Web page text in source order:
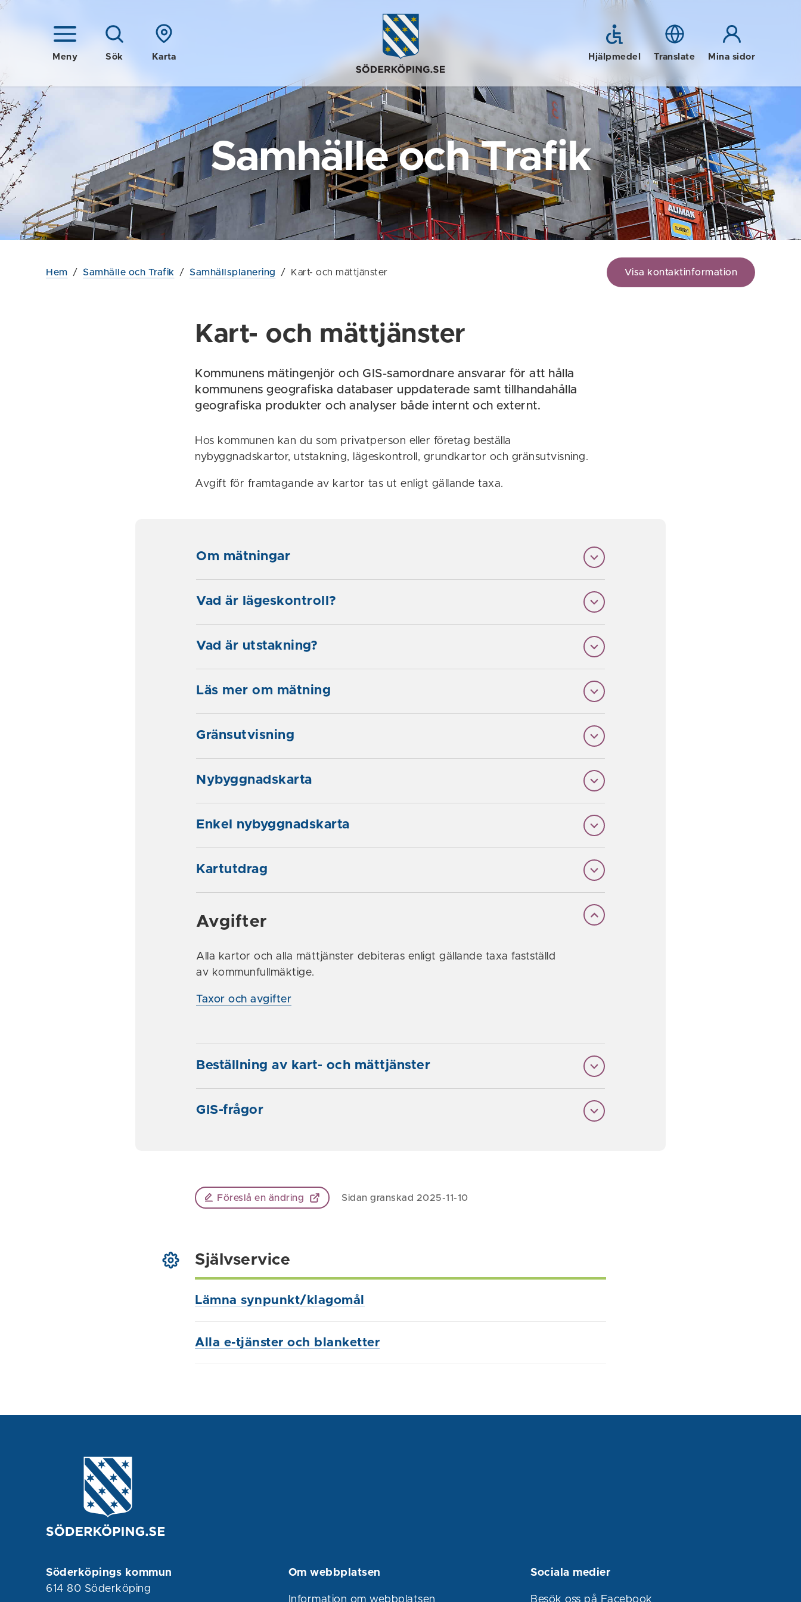
Meny Sök Karta Hjälpmedel Translate Mina sidor
Samhälle och Trafik
Hem / Samhälle och Trafik / Samhällsplanering / Kart- och mättjänster Visa kontaktinformation
Kart- och mättjänster
Kommunens mätingenjör och GIS-samordnare ansvarar för att hålla
kommunens geografiska databaser uppdaterade samt tillhandahålla
geografiska produkter och analyser både internt och externt.
Hos kommunen kan du som privatperson eller företag beställa
nybyggnadskartor, utstakning, lägeskontroll, grundkartor och gränsutvisning.
Avgift för framtagande av kartor tas ut enligt gällande taxa.
Om mätningar
Vad är lägeskontroll?
Vad är utstakning?
Läs mer om mätning
Gränsutvisning
Nybyggnadskarta
Enkel nybyggnadskarta
Kartutdrag
Avgifter
Alla kartor och alla mättjänster debiteras enligt gällande taxa fastställd
av kommunfullmäktige.
Taxor och avgifter
Beställning av kart- och mättjänster
GIS-frågor
Föreslå en ändring Sidan granskad 2025-11-10
Självservice
Lämna synpunkt/klagomål
Alla e-tjänster och blanketter
Söderköpings kommun
614 80 Söderköping
Om webbplatsen
Information om webbplatsen
Sociala medier
Besök oss på Facebook